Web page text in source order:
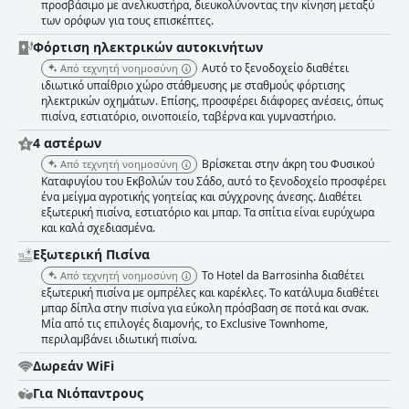
υποδειγματικό επίπεδο υγιεινής. Το προσωπικό του Hotel da Barrosinha
λαμβάνει επαίνους για τη φιλικότητα, την εξυπηρετικότητα και τον
επαγγελματισμό του. Οι επισκέπτες περιγράφουν συχνά τις
αλληλεπιδράσεις με όρους όπως εξαιρετικά φιλικοί, εξυπηρετικοί και
προσεκτικοί. Η εξαιρετική εξυπηρέτηση που παρέχει το προσωπικό
ενισχύει σημαντικά την εμπειρία των επισκεπτών, κάνοντας κάθε
διαμονή αξέχαστη και ευχάριστη, παρά τις μικρές περιοχές βελτίωσης,
όπως η εξυπηρέτηση στο μπαρ της πισίνας. Η υπηρεσία Wi-Fi στο
ξενοδοχείο είναι γενικά ισχυρή, παρέχοντας καλή κάλυψη και
ικανοποιώντας τις ανάγκες των περισσότερων επισκεπτών. Αν και λίγοι
αντιμετώπισαν περιστασιακά προβλήματα συνδεσιμότητας, η
πλειοψηφία βρήκε την δωρεάν και προσβάσιμη υπηρεσία διαδικτύου
ικανοποιητική. Η πισίνα του ξενοδοχείου είναι ένα καλά εκτιμημένο
χαρακτηριστικό, που επαινείται για τη γοητεία, την προσβασιμότητα και
την καταλληλότητά της για όλες τις ηλικίες. Η περιοχή της πισίνας είναι
άνετη με άφθονες ξαπλώστρες και σκιερές περιοχές. Ενώ ορισμένοι
επισκέπτες σημείωσαν το μικρότερο μέγεθος και τα περιστασιακά
προβλήματα καθαριότητας, το γενικό αίσθημα γιορτάζει την πισίνα ως
ένα απολαυστικό αποκορύφωμα του ξενοδοχείου. Η εξαιρετική
ποιότητα των κρεβατιών του ξενοδοχείου λαμβάνει σταθερούς
επαίνους, ενισχύοντας τη συνολική άνεση των δωματίων.
Περιγράφονται ως εξαιρετικά άνετα με εξαιρετικά κλινοσκεπάσματα, οι
ρυθμίσεις ύπνου εξασφαλίζουν έναν ξεκούραστο βραδινό ύπνο. Το
Hotel da Barrosinha είναι ιδιαίτερα προσβάσιμο με καλά σχεδιασμένες
εγκαταστάσεις που εξυπηρετούν επισκέπτες με αναπηρίες. Οι
προσβάσιμο με ανελκυστήρα, διευκολύνοντας την κίνηση μεταξύ
των ορόφων για τους επισκέπτες.
Φόρτιση ηλεκτρικών αυτοκινήτων
Από τεχνητή νοημοσύνη
Αυτό το ξενοδοχείο διαθέτει
ιδιωτικό υπαίθριο χώρο στάθμευσης με σταθμούς φόρτισης
ηλεκτρικών οχημάτων. Επίσης, προσφέρει διάφορες ανέσεις, όπως
πισίνα, εστιατόριο, οινοποιείο, ταβέρνα και γυμναστήριο.
4 αστέρων
Από τεχνητή νοημοσύνη
Βρίσκεται στην άκρη του Φυσικού
Καταφυγίου του Εκβολών του Σάδο, αυτό το ξενοδοχείο προσφέρει
ένα μείγμα αγροτικής γοητείας και σύγχρονης άνεσης. Διαθέτει
εξωτερική πισίνα, εστιατόριο και μπαρ. Τα σπίτια είναι ευρύχωρα
και καλά σχεδιασμένα.
Εξωτερική Πισίνα
Από τεχνητή νοημοσύνη
Το Hotel da Barrosinha διαθέτει
εξωτερική πισίνα με ομπρέλες και καρέκλες. Το κατάλυμα διαθέτει
μπαρ δίπλα στην πισίνα για εύκολη πρόσβαση σε ποτά και σνακ.
Μία από τις επιλογές διαμονής, το Exclusive Townhome,
περιλαμβάνει ιδιωτική πισίνα.
Δωρεάν WiFi
Για Νιόπαντρους